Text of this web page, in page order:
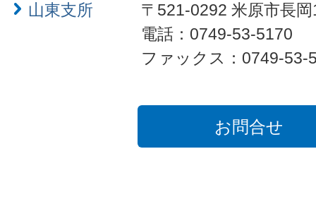
山東支所
〒521-0292 米原市長
電話：0749-53-5170
ファックス：0749-53-
お問合せ